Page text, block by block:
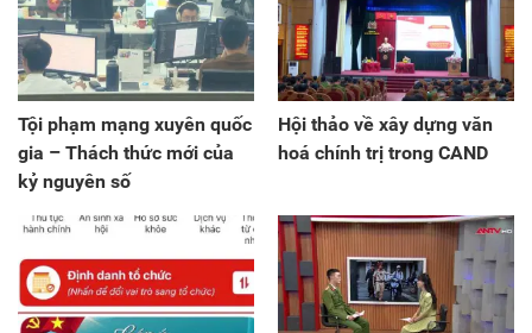
Tội phạm mạng xuyên quốc
gia – Thách thức mới của
kỷ nguyên số
Hội thảo về xây dựng văn
hoá chính trị trong CAND